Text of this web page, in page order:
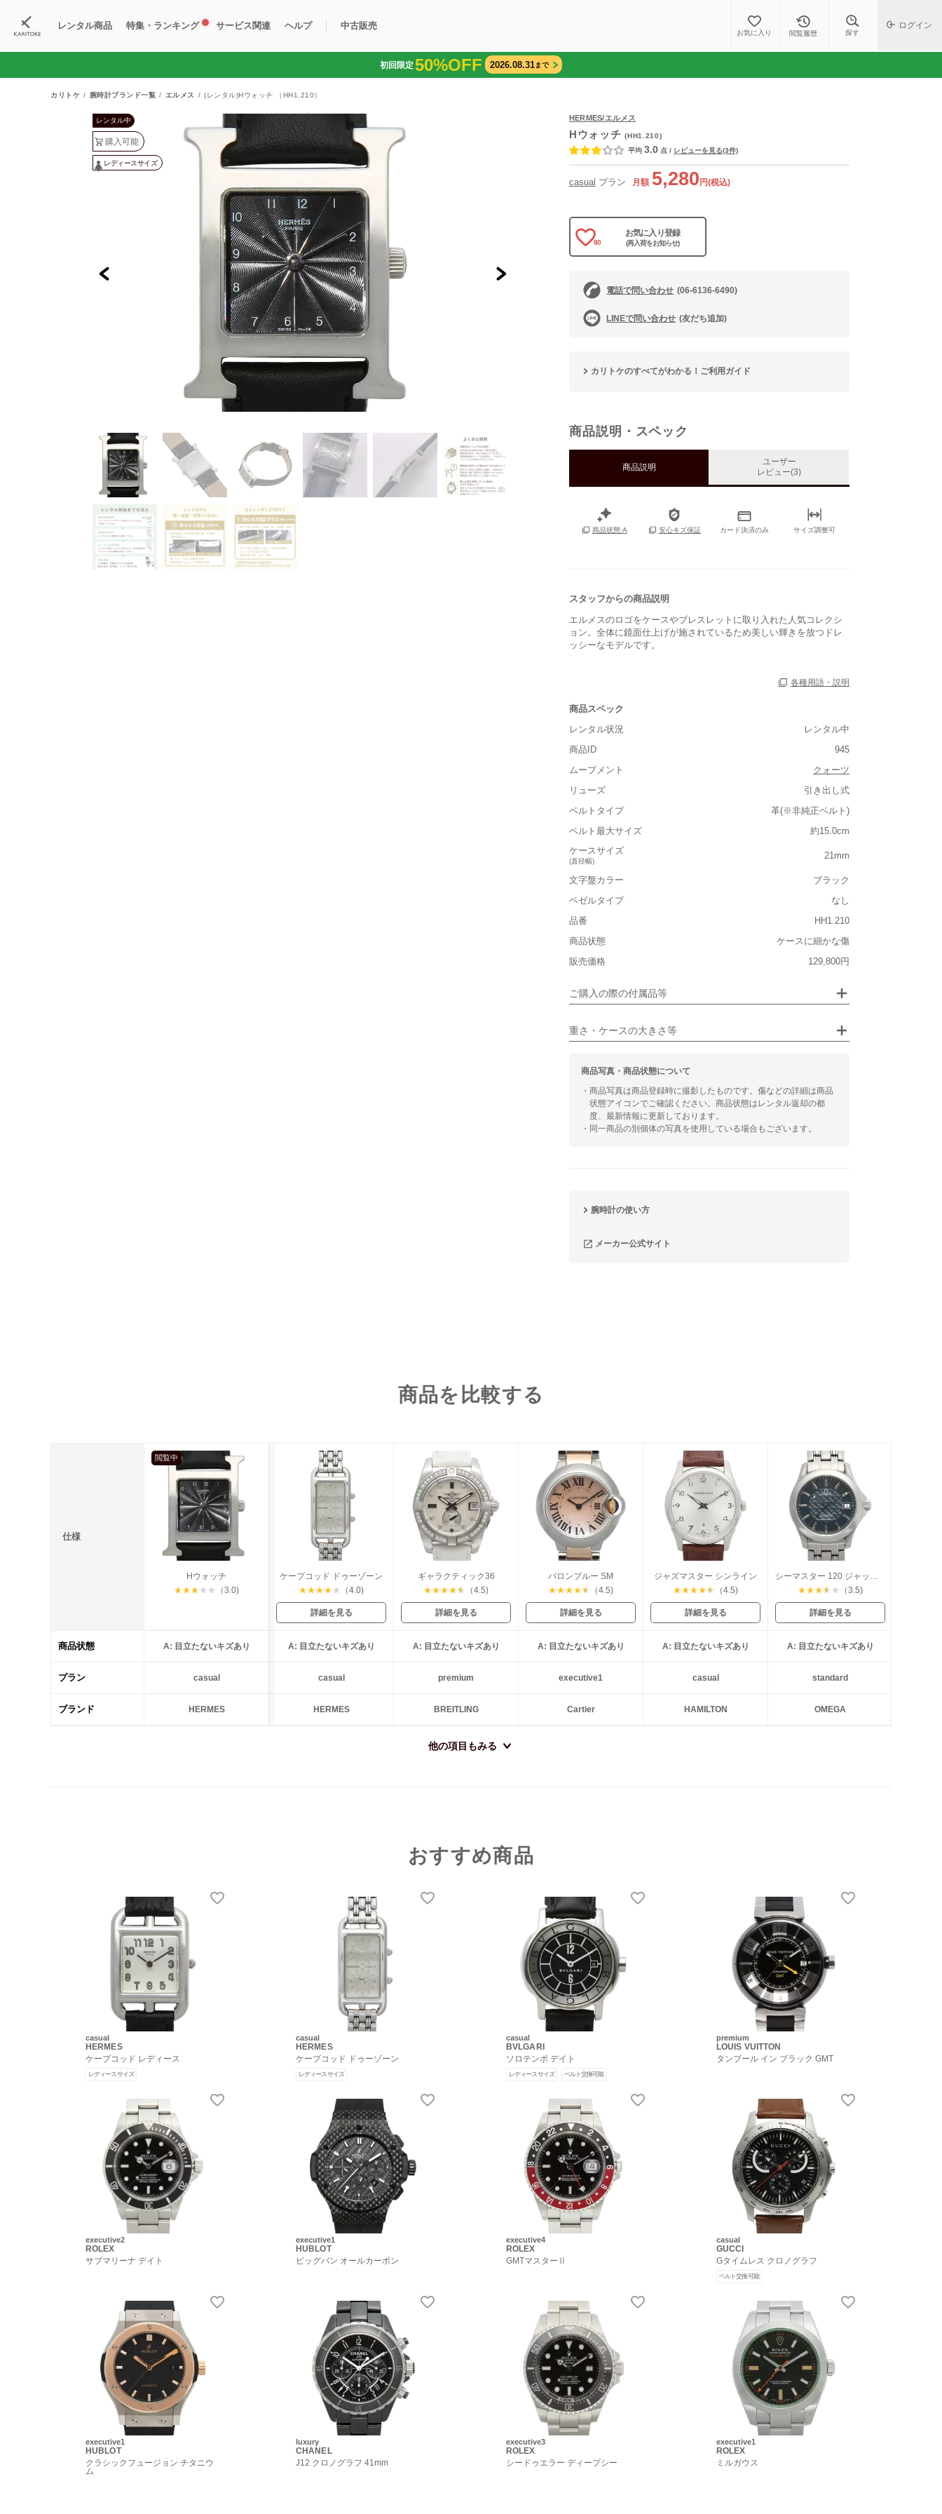
レンタル商品
購入可能商品
特集・ランキング サービス関連
カリトケとは？
ヘルプ
Q&A
中古販売
中古販売商品 ブランド一覧 中古販売について
お気に入り 閲覧履歴 探す
ログイン
初回限定50%OFF 2026.08.31まで
カリトケ 腕時計ブランド一覧 エルメス (レンタル)Hウォッチ （HH1.210）
レンタル中
購入可能
レディースサイズ
HERMES/エルメス
Hウォッチ(HH1.210)
平均 3.0 点 / レビューを見る(3件)
casual プラン 月額 5,280 円(税込)
80
お気に入り登録
(再入荷をお知らせ)
電話で問い合わせ (06-6136-6490)
LINEで問い合わせ (友だち追加)
カリトケのすべてがわかる！ご利用ガイド
商品説明・スペック
商品説明
ユーザー
レビュー(3)
商品状態:A 安心キズ保証 カード決済のみ サイズ調整可
スタッフからの商品説明
エルメスのロゴをケースやブレスレットに取り入れた人気コレクシ
ョン。全体に鏡面仕上げが施されているため美しい輝きを放つドレ
ッシーなモデルです。
各種用語・説明
商品スペック
レンタル状況
レンタル中
商品ID
945
ムーブメント
クォーツ
リューズ
引き出し式
ベルトタイプ
革(※非純正ベルト)
ベルト最大サイズ
約15.0cm
ケースサイズ
(直径幅)
21mm
文字盤カラー
ブラック
ベゼルタイプ
なし
品番
HH1.210
商品状態
ケースに細かな傷
販売価格
129,800円
ご購入の際の付属品等
保証書
なし
箱
なし
重さ・ケースの大きさ等
■重さ(ベルト込み)
■ケースの大きさ
小さい 大きい
■装飾感
カジュアル ビジネス
商品写真・商品状態について
・商品写真は商品登録時に撮影したものです。傷などの詳細は商品
状態アイコンでご確認ください。商品状態はレンタル返却の都
度、最新情報に更新しております。
・同一商品の別個体の写真を使用している場合もございます。
腕時計の使い方
メーカー公式サイト
商品を比較する
仕様
閲覧中
Hウォッチ
★★★ ★ ★ （3.0)
ケープコッド ドゥーゾーン
★★★★ ★ （4.0)
詳細を見る
ギャラクティック36
★★★★★ （4.5)
詳細を見る
バロンブルー SM
★★★★★ （4.5)
詳細を見る
ジャズマスター シンライン
★★★★★ （4.5)
詳細を見る
シーマスター 120 ジャックマイヨールモデル
★★★★ ★ （3.5)
詳細を見る
商品状態 A: 目立たないキズあり A: 目立たないキズあり A: 目立たないキズあり A: 目立たないキズあり A: 目立たないキズあり A: 目立たないキズあり
プラン casual casual premium executive1 casual standard
ブランド HERMES HERMES BREITLING Cartier HAMILTON OMEGA
他の項目もみる
おすすめ商品
casual
HERMES
ケープコッド レディース
レディースサイズ
casual
HERMES
ケープコッド ドゥーゾーン
レディースサイズ
casual
BVLGARI
ソロテンポ デイト
レディースサイズ ベルト交換可能
premium
LOUIS VUITTON
タンブール イン ブラック GMT
executive2
ROLEX
サブマリーナ デイト
executive1
HUBLOT
ビッグバン オールカーボン
executive4
ROLEX
GMTマスターⅡ
casual
GUCCI
Gタイムレス クロノグラフ
ベルト交換可能
executive1
HUBLOT
クラシックフュージョン チタニウ
ム
luxury
CHANEL
J12 クロノグラフ 41mm
executive3
ROLEX
シードゥエラー ディープシー
executive1
ROLEX
ミルガウス